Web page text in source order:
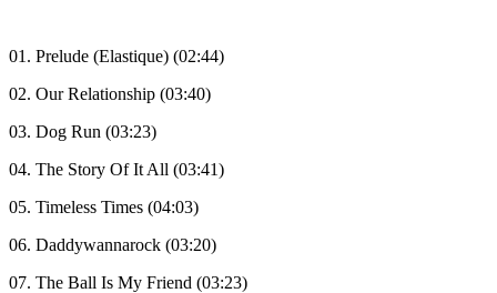
01. Prelude (Elastique) (02:44)
02. Our Relationship (03:40)
03. Dog Run (03:23)
04. The Story Of It All (03:41)
05. Timeless Times (04:03)
06. Daddywannarock (03:20)
07. The Ball Is My Friend (03:23)